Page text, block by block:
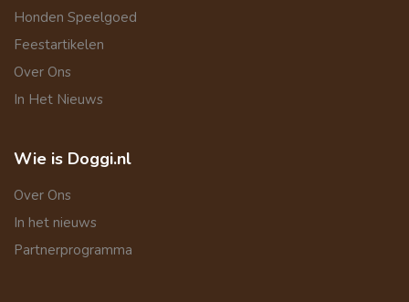
Honden Speelgoed
Feestartikelen
Over Ons
In Het Nieuws
Wie is Doggi.nl
Over Ons
In het nieuws
Partnerprogramma